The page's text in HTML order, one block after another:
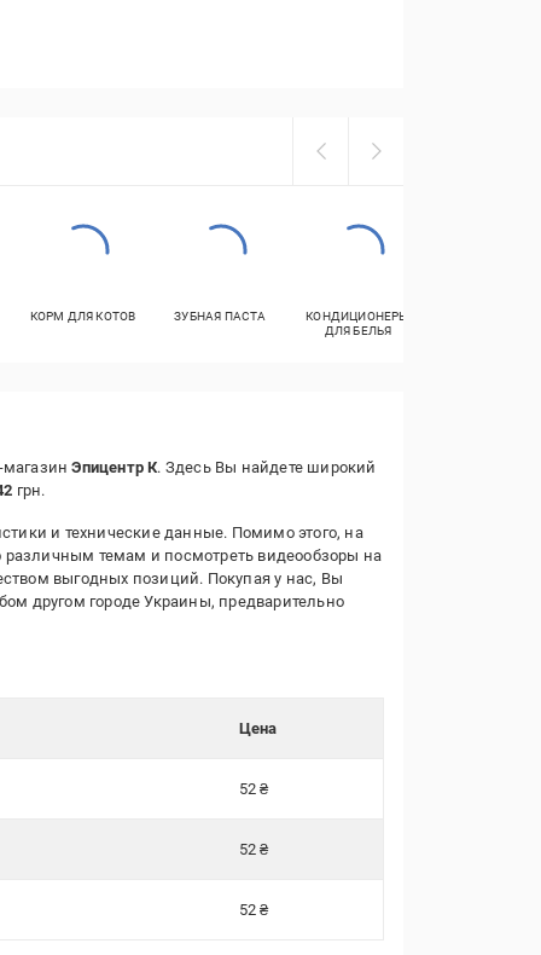
КОРМ ДЛЯ КОТОВ ЗУБНАЯ ПАСТА
КОНДИЦИОНЕРЫ
ДЛЯ БЕЛЬЯ
магазинЭпицентр К. Здесь Вы найдете широкий
грн.
и технические данные. Помимо этого, на
темам и посмотреть видеообзоры на
выгодных позиций. Покупая у нас, Вы
другом городе Украины, предварительно
Цена
52 ₴
52 ₴
52 ₴